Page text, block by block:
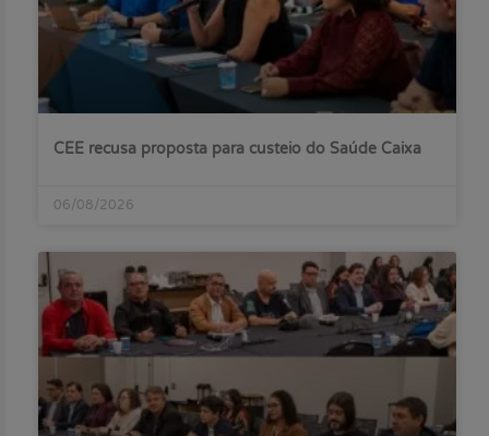
CEE recusa proposta para custeio do Saúde Caixa
06/08/2026